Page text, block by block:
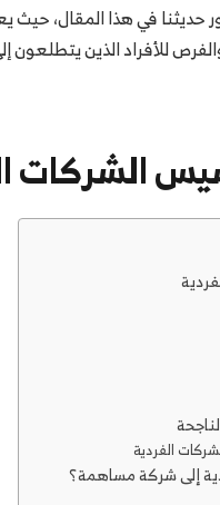
في هذا المقال، حيث
للأفراد الذين
الشركات
الفردية
إلى شركة مساهمة؟